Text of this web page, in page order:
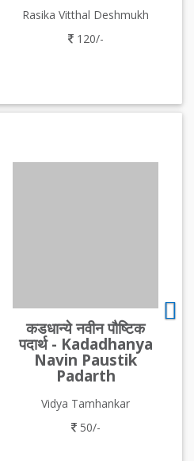
Rasika Vitthal Deshmukh
120/-
कडधान्ये नवीन पौष्टिक
पदार्थ - Kadadhanya
Navin Paustik
Padarth
Vidya Tamhankar
50/-